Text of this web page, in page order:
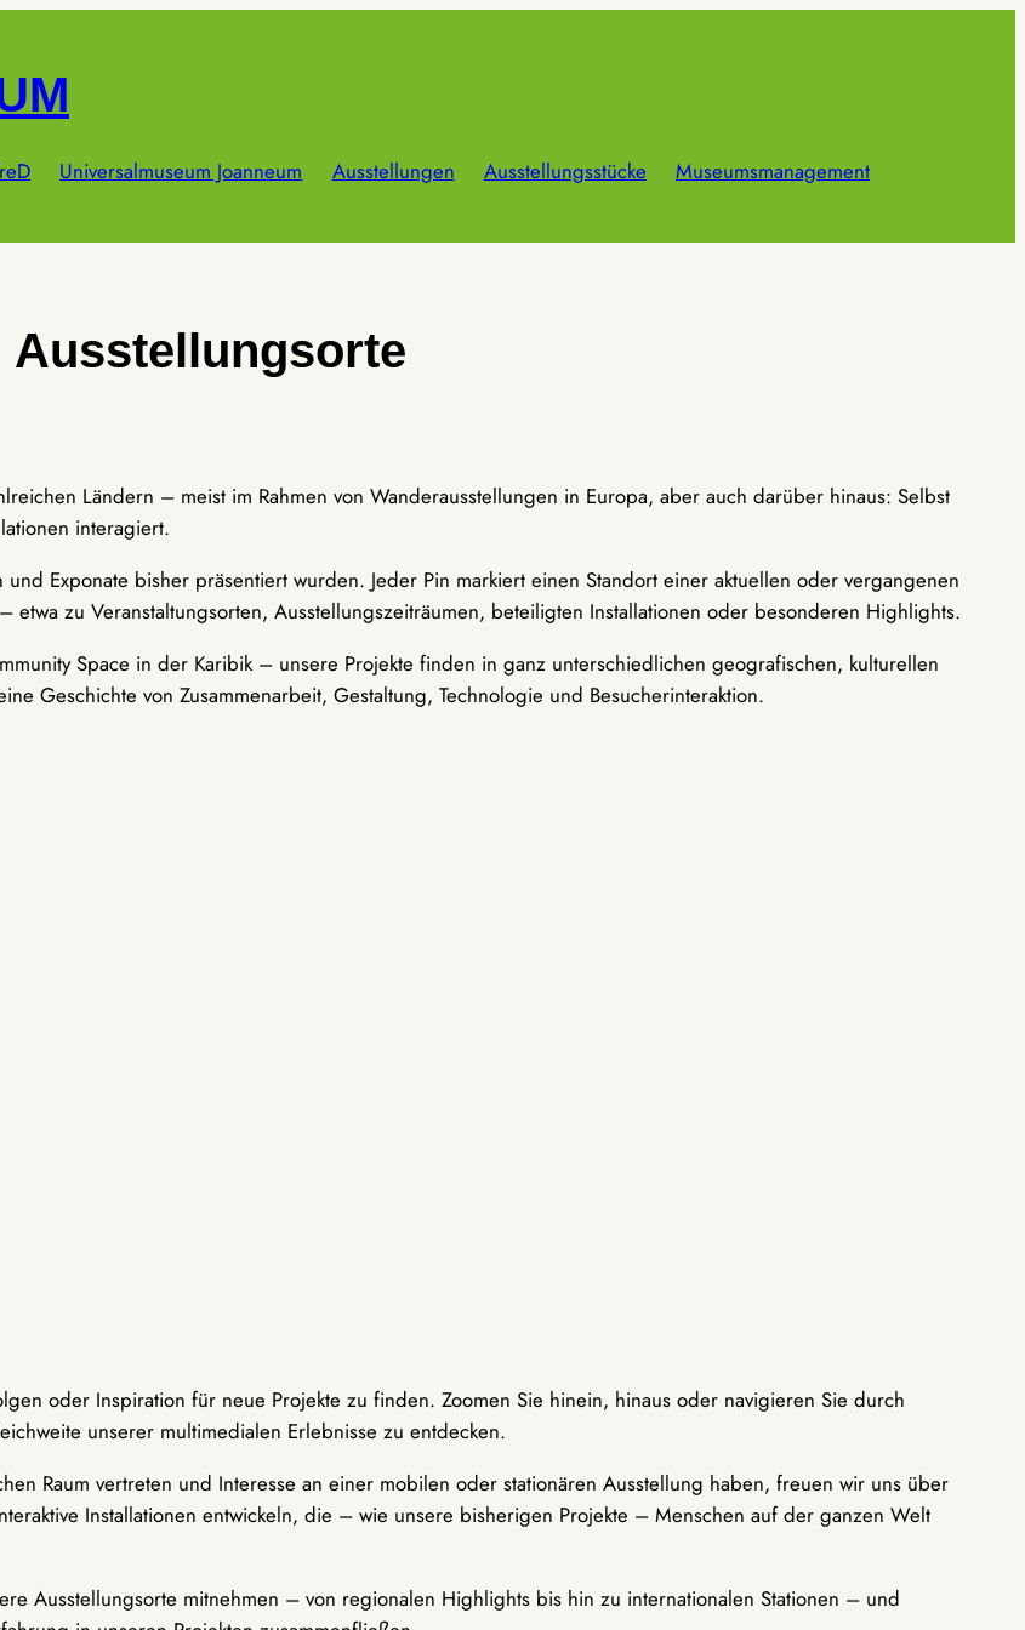
Universalmuseum Joanneum Ausstellungen Ausstellungsstücke
Museumsmanagement
Ausstellungsorte
Ländern – meist im Rahmen von Wanderausstellungen in Europa, aber auch darüber hinaus: Selbst
interagiert.
Exponate bisher präsentiert wurden. Jeder Pin markiert einen Standort einer aktuellen oder vergangenen
zu Veranstaltungsorten, Ausstellungszeiträumen, beteiligten Installationen oder besonderen Highlights.
Space in der Karibik – unsere Projekte finden in ganz unterschiedlichen geografischen, kulturellen
Geschichte von Zusammenarbeit, Gestaltung, Technologie und Besucherinteraktion.
oder Inspiration für neue Projekte zu finden. Zoomen Sie hinein, hinaus oder navigieren Sie durch
unserer multimedialen Erlebnisse zu entdecken.
Raum vertreten und Interesse an einer mobilen oder stationären Ausstellung haben, freuen wir uns über
Installationen entwickeln, die – wie unsere bisherigen Projekte – Menschen auf der ganzen Welt
Ausstellungsorte mitnehmen – von regionalen Highlights bis hin zu internationalen Stationen – und